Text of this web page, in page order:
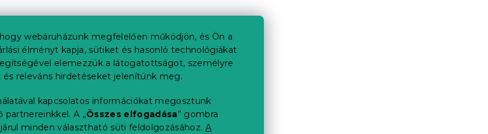
webáruházunk megfelelően működjön, és Ön a
élményt kapja, sütiket és hasonló technológiákat
elemezzük a látogatottságot, személyre
és releváns hirdetéseket jelenítünk meg.
kapcsolatos információkat megosztunk
partnereinkkel. A „Összes elfogadása” gombra
minden választható süti feldolgozásához. A